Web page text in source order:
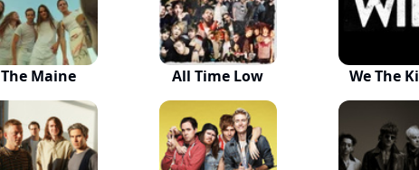
The Maine All Time Low We The